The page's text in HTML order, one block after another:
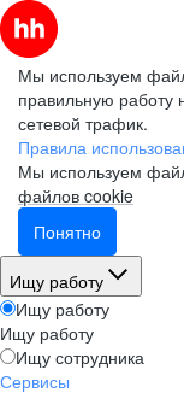
Мы используем
правильную работу
сетевой трафик.
Правила
Мы используем
файлов cookie
Понятно
Ищу работу
Ищу работу
Ищу работу
Ищу сотрудника
Сервисы